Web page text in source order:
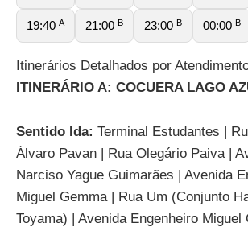
19:40 A 21:00 B 23:00 B 00:00 B
Itinerários Detalhados por
ITINERÁRIO A: COCUERA LAGO
Sentido Ida: Terminal Estudantes |
Álvaro Pavan | Rua Olegário Paiva |
Narciso Yague Guimarães | Avenida
Miguel Gemma | Rua Um (Conjunto
Toyama) | Avenida Engenheiro Miguel